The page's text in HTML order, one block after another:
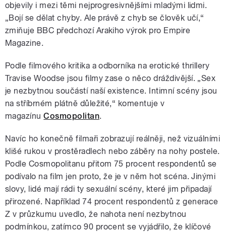
objevily i mezi těmi nejprogresivnějšími mladými lidmi.
„Bojí se dělat chyby. Ale právě z chyb se člověk učí,“
zmiňuje BBC předchozí Arakiho výrok pro Empire
Magazine.
Podle filmového kritika a odborníka na erotické thrillery
Travise Woodse jsou filmy zase o něco dráždivější. „Sex
je nezbytnou součástí naší existence. Intimní scény jsou
na stříbrném plátně důležité,“ komentuje v
magazínu Cosmopolitan.
Navíc ho konečně filmaři zobrazují reálněji, než vizuálními
klišé rukou v prostěradlech nebo záběry na nohy postele.
Podle Cosmopolitanu přitom 75 procent respondentů se
podívalo na film jen proto, že je v něm hot scéna. Jinými
slovy, lidé mají rádi ty sexuální scény, které jim připadají
přirozené. Například 74 procent respondentů z generace
Z v průzkumu uvedlo, že nahota není nezbytnou
podmínkou, zatímco 90 procent se vyjádřilo, že klíčové